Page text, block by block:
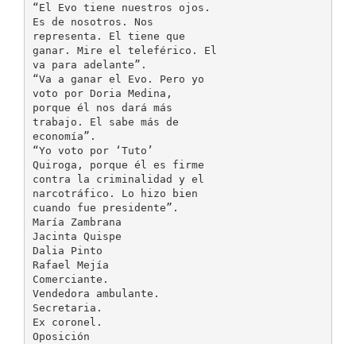
“El Evo tiene nuestros ojos.
Es de nosotros. Nos
representa. El tiene que
ganar. Mire el teleférico. El
va para adelante”.
“Va a ganar el Evo. Pero yo
voto por Doria Medina,
porque él nos dará más
trabajo. El sabe más de
economía”.
“Yo voto por ‘Tuto’
Quiroga, porque él es firme
contra la criminalidad y el
narcotráfico. Lo hizo bien
cuando fue presidente”.
María Zambrana
Jacinta Quispe
Dalia Pinto
Rafael Mejía
Comerciante.
Vendedora ambulante.
Secretaria.
Ex coronel.
Oposición